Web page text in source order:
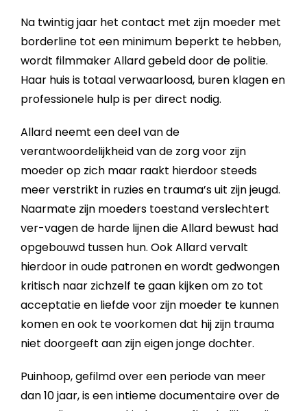
Na twintig jaar het contact met zijn moeder met
borderline tot een minimum beperkt te hebben,
wordt filmmaker Allard gebeld door de politie.
Haar huis is totaal verwaarloosd, buren klagen en
professionele hulp is per direct nodig.
Allard neemt een deel van de
verantwoordelijkheid van de zorg voor zijn
moeder op zich maar raakt hierdoor steeds
meer verstrikt in ruzies en trauma’s uit zijn jeugd.
Naarmate zijn moeders toestand verslechtert
ver-vagen de harde lijnen die Allard bewust had
opgebouwd tussen hun. Ook Allard vervalt
hierdoor in oude patronen en wordt gedwongen
kritisch naar zichzelf te gaan kijken om zo tot
acceptatie en liefde voor zijn moeder te kunnen
komen en ook te voorkomen dat hij zijn trauma
niet doorgeeft aan zijn eigen jonge dochter.
Puinhoop, gefilmd over een periode van meer
dan 10 jaar, is een intieme documentaire over de